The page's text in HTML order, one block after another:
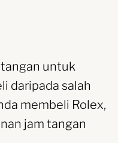
untuk
daripada salah
membeli Rolex,
jam tangan